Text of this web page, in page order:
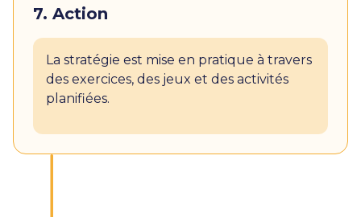
7. Action
La stratégie est mise en pratique à travers
des exercices, des jeux et des activités
planifiées.